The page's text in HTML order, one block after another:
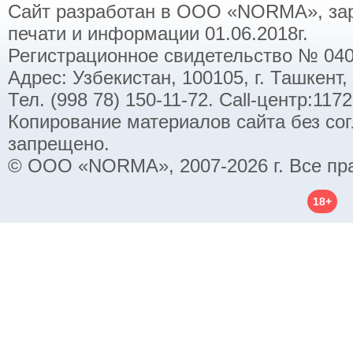
Сайт разработан в ООО «NORMA»,
печати и информации 01.06.2018г.
Регистрационное свидетельство №
Адрес: Узбекистан, 100105, г.
Тел. (998 78) 150-11-72. Call-
Копирование материалов сайта без
запрещено.
© ООО «NORMA», 2007-2026 г. Все
18+